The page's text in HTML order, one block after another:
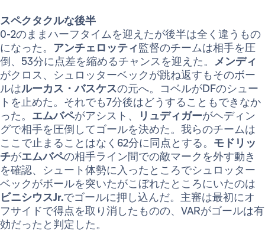
スペクタクルな後半
0-2のままハーフタイムを迎えたが後半は全く違うもの
になった。 アンチェロッティ監督のチームは相手を圧
倒、53分に点差を縮めるチャンスを迎えた。
メンディ
がクロス、シュロッターベックが跳ね返すもそのボー
ルはルーカス・バスケスの元へ。コベルがDFのシュー
トを止めた。それでも7分後はどうすることもできなか
った。 エムバペがアシスト、 リュディガーがヘディン
グで相手を圧倒してゴールを決めた。我らのチームは
ここで止まることはなく62分に同点とする。 モドリッ
チがエムバペの相手ライン間での敵マークを外す動き
を確認、シュート体勢に入ったところでシュロッター
ベックがボールを突いたがこぼれたところにいたのは
ビニシウスJr.でゴールに押し込んだ。主審は最初にオ
フサイドで得点を取り消したものの、VARがゴールは有
効だったと判定した。